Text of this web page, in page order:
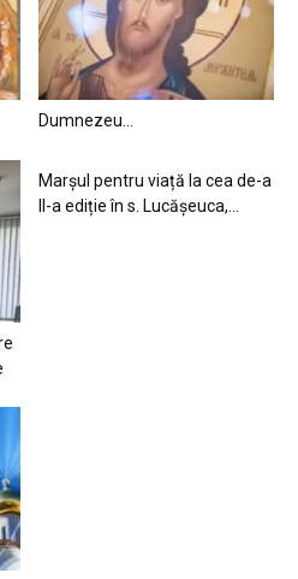
Dumnezeu…
Marșul pentru viață la cea de-a
II-a ediție în s. Lucășeuca,...